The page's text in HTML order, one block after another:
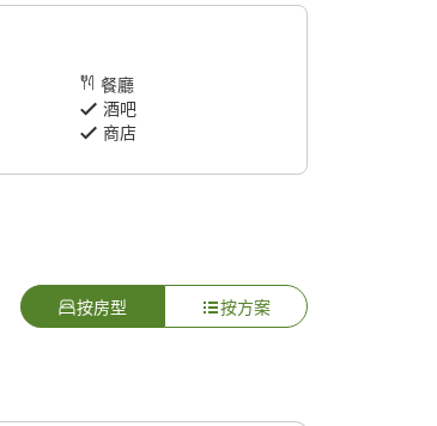
餐廳
酒吧
商店
按房型 按方案